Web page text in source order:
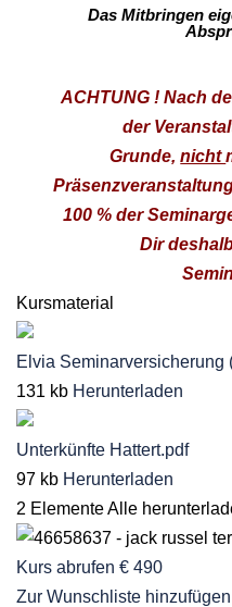
Das Mitbringen
ACHTUNG ! Nach
der
Grunde,nicht
100 % der
Dir
Kursmaterial
Elvia Seminarversicherung
131 kb Herunterladen
Unterkünfte Hattert.pdf
97 kb Herunterladen
2 ElementeAlle
Kurs abrufen € 490
Zur Wunschliste hinzufügen